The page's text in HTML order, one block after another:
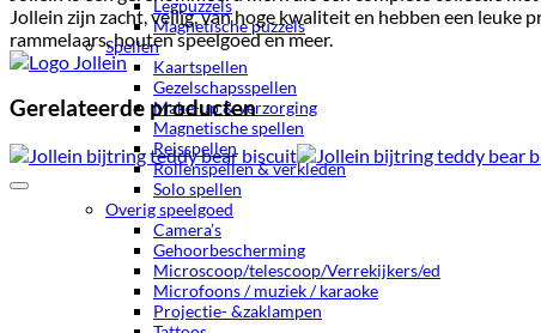
Legpuzzels
Magnetische puzzels
Spellen
Kaartspellen
Gezelschapsspellen
Make-up & verzorging
Magnetische spellen
Reisspellen
Rollenspellen & verkleden
Solo spellen
Overig speelgoed
Camera’s
Gehoorbescherming
Microscoop/telescoop/Verrekijkers/ed
Microfoons / muziek / karaoke
Projectie- &zaklampen
Jollein zijn zacht, veilig, van hoge kwaliteit en hebben een
rammelaars, houten speelgoed en meer.
Gerelateerde producten